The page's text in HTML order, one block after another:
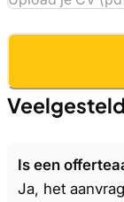
Is een
Ja, het